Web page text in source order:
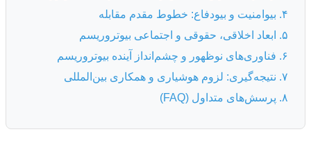
۴. بیو‌امنیت و بیو‌دفاع: خطوط مقدم مقابله
۵. ابعاد اخلاقی، حقوقی و اجتماعی بیوتروریسم
۶. فناوری‌های نوظهور و چشم‌انداز آینده بیوتروریسم
۷. نتیجه‌گیری: لزوم هوشیاری و همکاری بین‌المللی
۸. پرسش‌های متداول (FAQ)